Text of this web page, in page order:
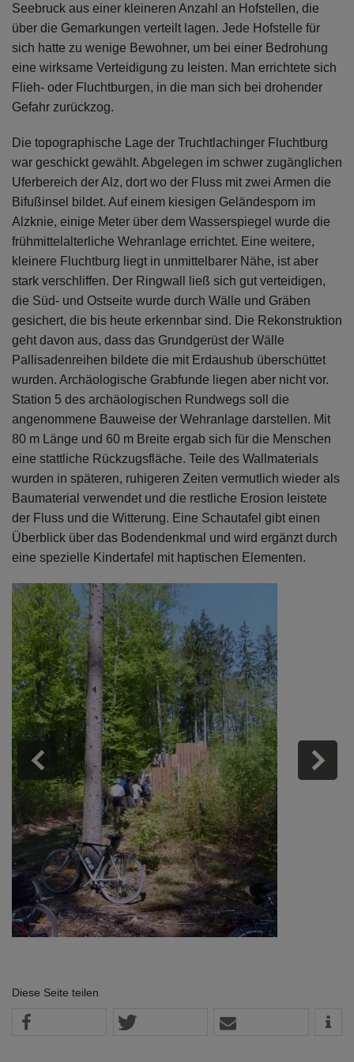
Diese Website nutzt Matomo Analytics für die Auswertung der
ausschließlich auf unseren eigenen Servern gespeichert. Eine
Übertragung an Dritte erfolgt nicht. Wir verwenden die Funktion
AnonymizeIP zur Anonymisierung Ihrer IP-Adresse, so dass diese gekürzt
wird und nicht mehr Ihrem Besuch auf unserer Internetseite zugeordnet
werden kann.
Videos werden über die Plattformen YouTube oder Vimeo eingebunden.
Wir nutzen YouTube im erweiterten Datenschutzmodus. Dieser Modus
bewirkt laut YouTube, dass YouTube keine Informationen über die
Besucher auf dieser Website speichert, bevor diese sich das Video
ansehen.
Eingebundene Inhalte
eingebunden. Das können Kartendienste wie z.B. Google Maps sein
oder auch Anwendungen einer externen Website.
Seebruck aus einer kleineren Anzahl an Hofstellen, die
über die Gemarkungen verteilt lagen. Jede Hofstelle für
sich hatte zu wenige Bewohner, um bei einer Bedrohung
eine wirksame Verteidigung zu leisten. Man errichtete sich
Flieh- oder Fluchtburgen, in die man sich bei drohender
Gefahr zurückzog.
Die topographische Lage der Truchtlachinger Fluchtburg
war geschickt gewählt. Abgelegen im schwer zugänglichen
Uferbereich der Alz, dort wo der Fluss mit zwei Armen die
Bifußinsel bildet. Auf einem kiesigen Geländesporn im
Alzknie, einige Meter über dem Wasserspiegel wurde die
frühmittelalterliche Wehranlage errichtet. Eine weitere,
kleinere Fluchtburg liegt in unmittelbarer Nähe, ist aber
stark verschliffen. Der Ringwall ließ sich gut verteidigen,
die Süd- und Ostseite wurde durch Wälle und Gräben
gesichert, die bis heute erkennbar sind. Die Rekonstruktion
geht davon aus, dass das Grundgerüst der Wälle
Pallisadenreihen bildete die mit Erdaushub überschüttet
wurden. Archäologische Grabfunde liegen aber nicht vor.
Station 5 des archäologischen Rundwegs soll die
angenommene Bauweise der Wehranlage darstellen. Mit
80 m Länge und 60 m Breite ergab sich für die Menschen
eine stattliche Rückzugsfläche. Teile des Wallmaterials
wurden in späteren, ruhigeren Zeiten vermutlich wieder als
Baumaterial verwendet und die restliche Erosion leistete
der Fluss und die Witterung. Eine Schautafel gibt einen
Überblick über das Bodendenkmal und wird ergänzt durch
eine spezielle Kindertafel mit haptischen Elementen.
Zurück
Diese Seite teilen